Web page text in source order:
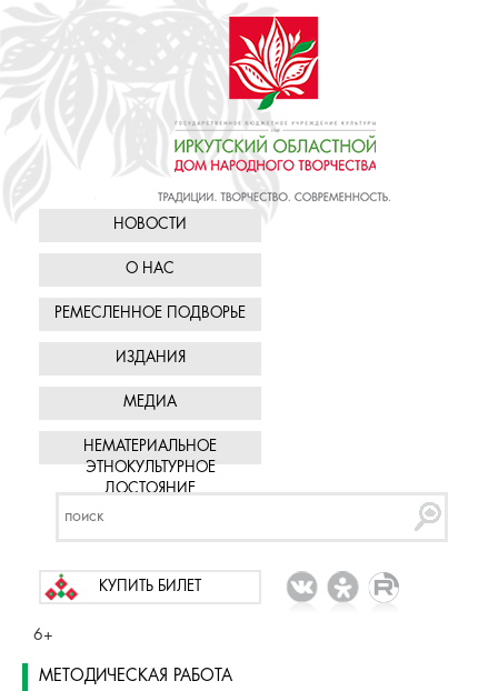
НОВОСТИ
О НАС
РЕМЕСЛЕННОЕ ПОДВОРЬЕ
ИЗДАНИЯ
МЕДИА
НЕМАТЕРИАЛЬНОЕ
ЭТНОКУЛЬТУРНОЕ
ДОСТОЯНИЕ
КУПИТЬ БИЛЕТ
6+
МЕТОДИЧЕСКАЯ РАБОТА